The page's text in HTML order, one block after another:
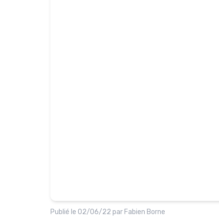
Publié le 02/06/22 par Fabien Borne